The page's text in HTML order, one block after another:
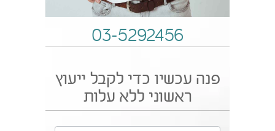
03-5292456
פנה עכשיו כדי לקבל ייעוץ
ראשוני ללא עלות